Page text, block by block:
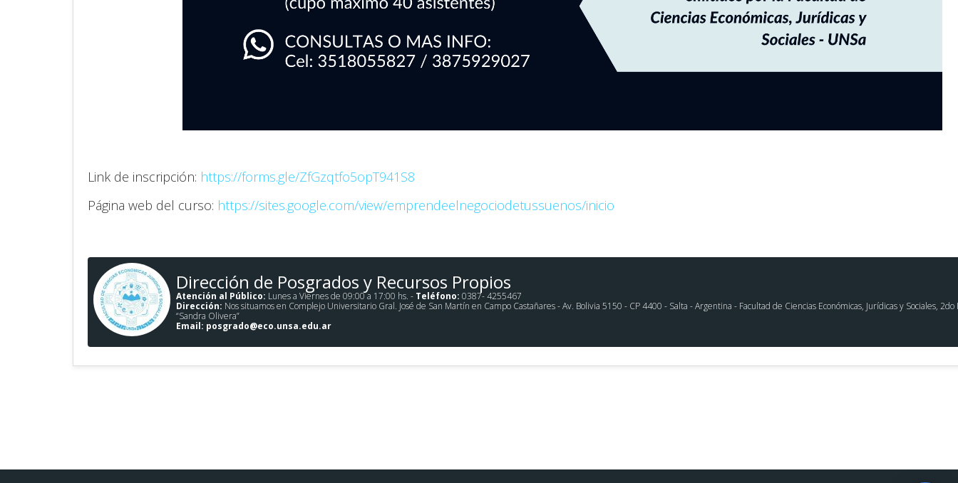
Link de inscripción: https://forms.gle/ZfGzqtfo5opT941S8
Página web del curso: https://sites.google.com/view/emprendeelnegociodetussuenos/inicio
Dirección de Posgrados y Recursos Propios
Atención al Público: Lunes a Viernes de 09:00 a 17:00 hs. - Teléfono: 0387- 4255467
Dirección: Nos situamos en Complejo Universitario Gral. José de San Martín en Campo Castañares - Av. Bolivia 5150 - CP 4400 - Salta - Argentina - Facultad de Ciencias Económicas, Jurídicas y Sociales, 2do
“Sandra Olivera”
Email: posgrado@eco.unsa.edu.ar